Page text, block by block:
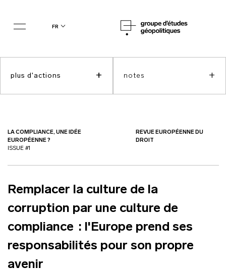
fr
LA COMPLIANCE, UNE IDÉE
EUROPÉENNE ?
ISSUE #1
REVUE EUROPÉENNE DU
DROIT
Remplacer la culture de la
corruption par une culture de
compliance : l'Europe prend ses
responsabilités pour son propre
avenir
plus d'actions + notes +